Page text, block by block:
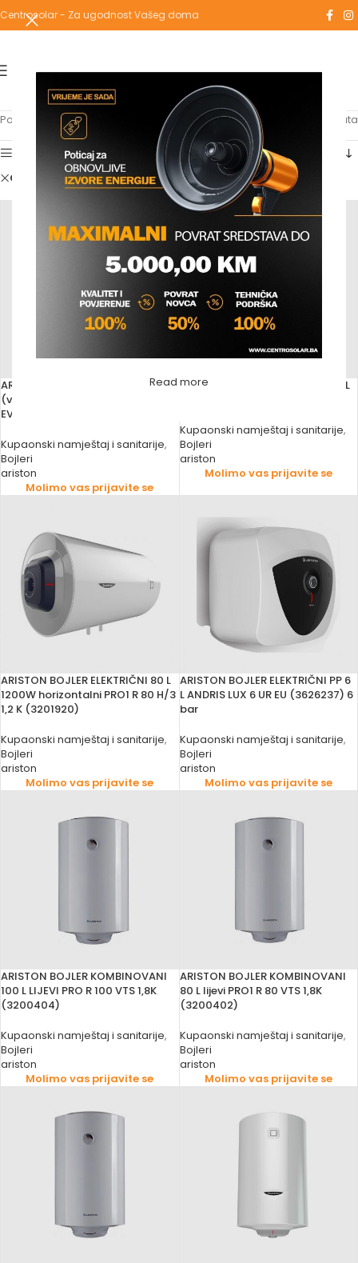
Read more
Centrosolar - Za ugodnost Vašeg doma
Početna Shop Prikaz svih 9 rezultata
Show sidebar
Clear filters ariston
ARISTON BOJLER ELEKTRIČNI
(vertikalni/horizontalni) VELIS
EVO PLUS EU
Kupaonski namještaj i sanitarije,
Bojleri
ariston
Molimo vas prijavite se
ARISTON BOJLER ELEKTRIČNI 30 L
Kupaonski namještaj i sanitarije,
Bojleri
ariston
Molimo vas prijavite se
ARISTON BOJLER ELEKTRIČNI 80 L
1200W horizontalni PRO1 R 80 H/3
1,2 K (3201920)
Kupaonski namještaj i sanitarije,
Bojleri
ariston
Molimo vas prijavite se
ARISTON BOJLER ELEKTRIČNI PP 6
L ANDRIS LUX 6 UR EU (3626237) 6
bar
Kupaonski namještaj i sanitarije,
Bojleri
ariston
Molimo vas prijavite se
ARISTON BOJLER KOMBINOVANI
100 L LIJEVI PRO R 100 VTS 1,8K
(3200404)
Kupaonski namještaj i sanitarije,
Bojleri
ariston
Molimo vas prijavite se
ARISTON BOJLER KOMBINOVANI
80 L lijevi PRO1 R 80 VTS 1,8K
(3200402)
Kupaonski namještaj i sanitarije,
Bojleri
ariston
Molimo vas prijavite se